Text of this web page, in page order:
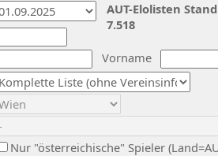
Vorname
Nur "österreichische" Spieler
AUT-Elolisten
7.518